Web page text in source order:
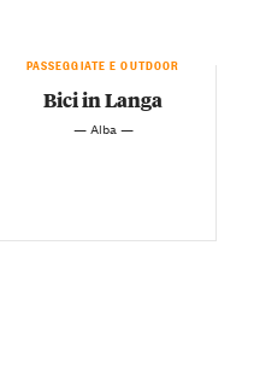
PASSEGGIATE E OUTDOOR
Bici in Langa
— Alba —